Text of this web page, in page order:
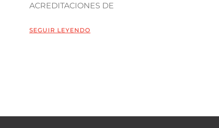
ACREDITACIONES DE
SEGUIR LEYENDO